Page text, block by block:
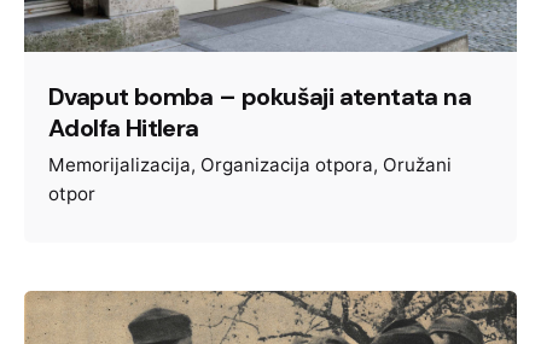
Dvaput bomba – pokušaji atentata na
Adolfa Hitlera
Memorijalizacija Organizacija otpora Oružani
otpor